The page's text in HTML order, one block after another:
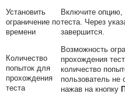
Установить
ограничение по
времени
Включите опцию,
теста. Через
завершится.
Количество
попыток для
прохождения
теста
Возможность
прохождения
количество
пользователь не
нажав на кнопку